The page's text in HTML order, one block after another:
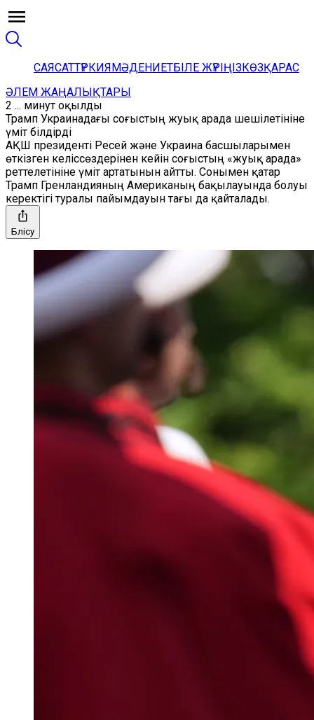
САЯСАТТҮРКИЯМӘДЕНИЕТБІЛЕ ЖҮРІҢІЗКӨЗҚАРАС
ӘЛЕМ ЖАҢАЛЫҚТАРЫ
2 ... минут оқылды
Трамп Украинадағы соғыстың жуық арада шешілетініне
үміт білдірді
АҚШ президенті Ресей және Украина басшыларымен
өткізген келіссөздерінен кейін соғыстың «жуық арада»
реттелетініне үміт артатынын айтты. Сонымен қатар
Трамп Гренландияның Американың бақылауында болуы
керектігі туралы пайымдауын тағы да қайталады.
Бөлісу